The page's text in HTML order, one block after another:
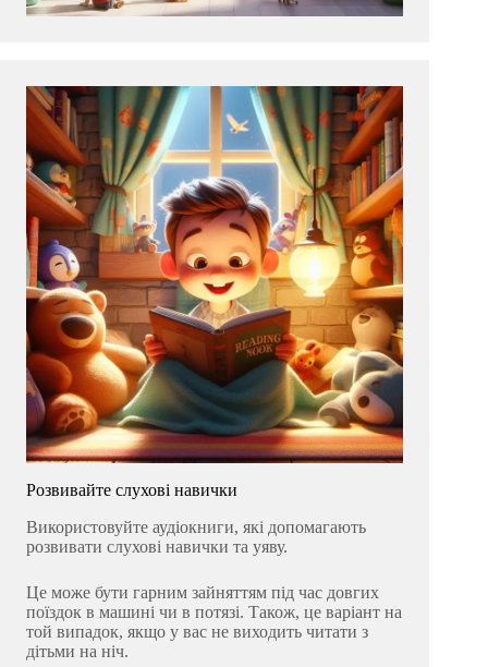
Розвивайте слухові навички
Використовуйте аудіокниги, які допомагають
розвивати слухові навички та уяву.
Це може бути гарним зайняттям під час довгих
поїздок в машині чи в потязі. Також, це варіант на
той випадок, якщо у вас не виходить читати з
дітьми на ніч.